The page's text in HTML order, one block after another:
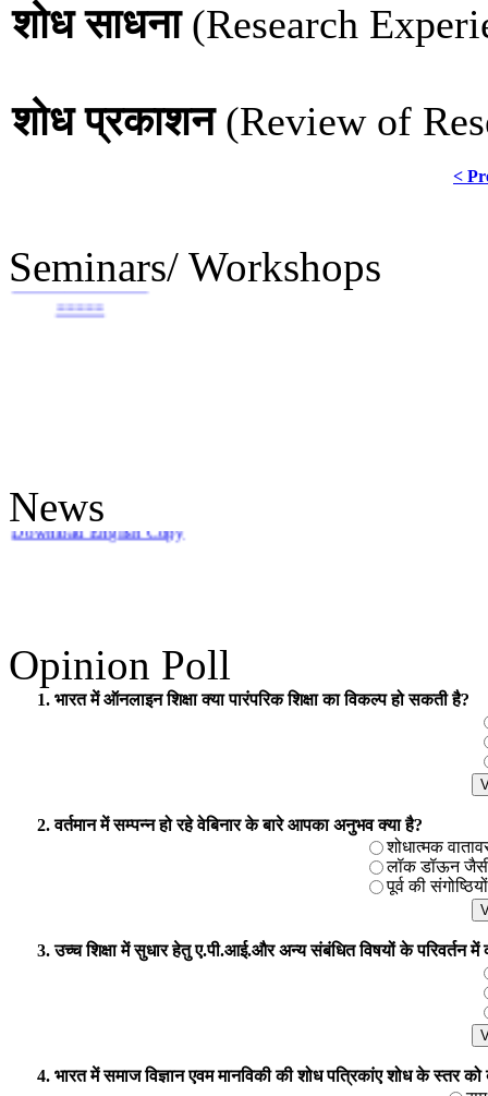
शोध साधना(Research
शोध प्रकाशन (Review of
<
Seminars/ Workshops
++++
Under Construction
News
UGC
Minimum Standards and Procedure For Award of Mhil/Ph.D. Degree
Opinion Poll
1. भारत में ऑनलाइन शिक्षा क्या पारंपरिक शिक्षा का विकल्प हो सकती है?
2. वर्तमान में सम्पन्न हो रहे वेबिनार के बारे आपका अनुभव क्या है?
शोधात्मक
लॉक डॉऊन जैसी
पूर्व की
3. उच्च शिक्षा में सुधार हेतु ए.पी.आई.और अन्य संबंधित विषयों के परिवर्तन में
4. भारत में समाज विज्ञान एवम मानविकी की शोध पत्रिकांए शोध के स्तर को